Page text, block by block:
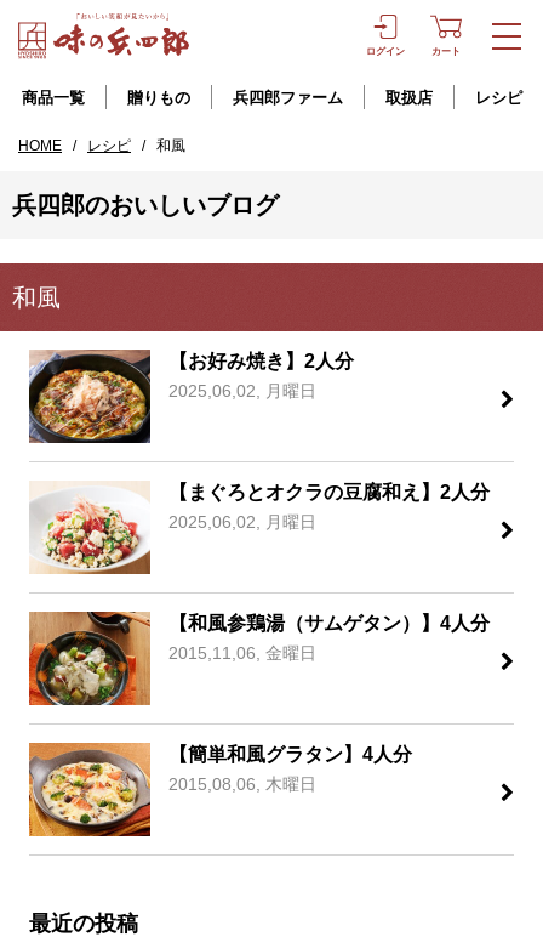
ログイン カート
商品一覧 贈りもの 兵四郎ファーム 取扱店 レシピ
HOME / レシピ / 和風
兵四郎のおいしいブログ
和風
【お好み焼き】2人分
2025,06,02, 月曜日
【まぐろとオクラの豆腐和え】2人分
2025,06,02, 月曜日
【和風参鶏湯（サムゲタン）】4人分
2015,11,06, 金曜日
【簡単和風グラタン】4人分
2015,08,06, 木曜日
最近の投稿